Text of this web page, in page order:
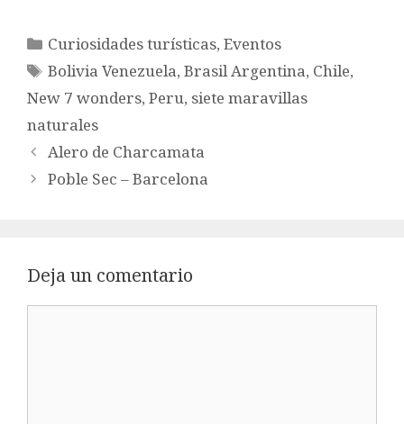
Categorías
Curiosidades turísticas,Eventos
Etiquetas
Bolivia Venezuela,Brasil Argentina, Chile,
New 7 wonders, Peru, siete maravillas
naturales
Alero de Charcamata
Poble Sec – Barcelona
Deja un comentario